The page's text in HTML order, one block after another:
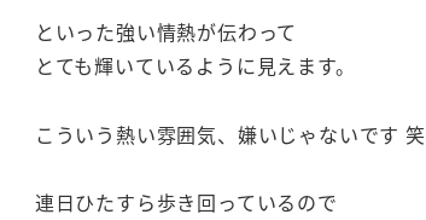
といった強い情熱が伝わって
とても輝いているように見えます。
こういう熱い雰囲気、嫌いじゃないです 笑
連日ひたすら歩き回っているので